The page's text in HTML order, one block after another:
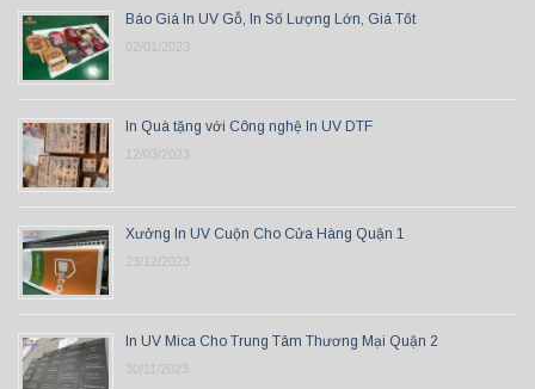
Báo Giá In UV Gỗ, In Số Lượng Lớn, Giá Tốt
02/01/2023
In Quà tặng với Công nghệ In UV DTF
12/03/2023
Xưởng In UV Cuộn Cho Cửa Hàng Quận 1
23/12/2023
In UV Mica Cho Trung Tâm Thương Mại Quận 2
30/11/2023